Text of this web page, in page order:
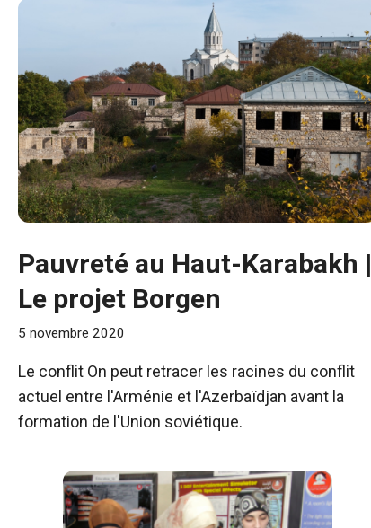
Pauvreté au Haut-Karabakh |
Le projet Borgen
5 novembre 2020
Le conflit On peut retracer les racines du conflit
actuel entre l'Arménie et l'Azerbaïdjan avant la
formation de l'Union soviétique.